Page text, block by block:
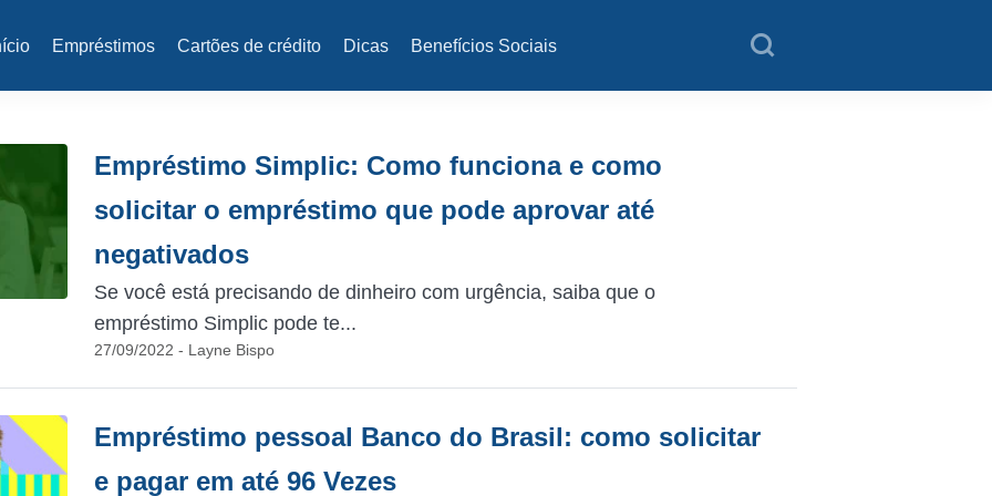
Empréstimos Cartões de crédito Dicas Benefícios Sociais
Empréstimo Simplic: Como funciona e como
solicitar o empréstimo que pode aprovar até
negativados
Se você está precisando de dinheiro com urgência, saiba que o
empréstimo Simplic pode te...
27/09/2022 - Layne Bispo
Empréstimo pessoal Banco do Brasil: como solicitar
e pagar em até 96 Vezes